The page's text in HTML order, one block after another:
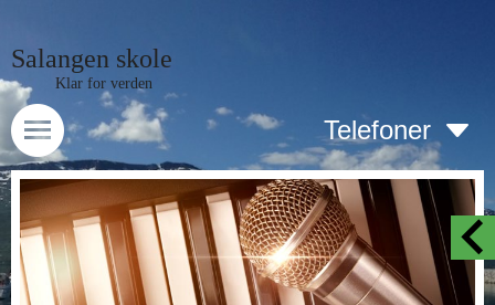
Salangen skole
Klar for verden
Telefoner